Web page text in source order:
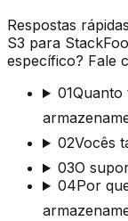
Respostas
S3 para
específico? Fale
01Quanto
02Vocês
03O
04Por